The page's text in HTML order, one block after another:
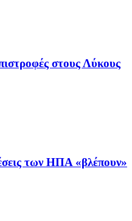
στους Λύκους
των ΗΠΑ «βλέπουν»